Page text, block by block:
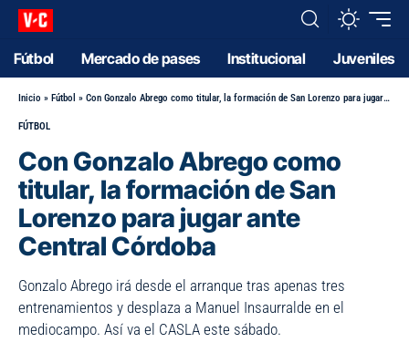
Fútbol Mercado de pases Institucional Juveniles
Inicio » Fútbol » Con Gonzalo Abrego como titular, la formación de San Lorenzo para jugar ante Central Córdoba
FÚTBOL
Con Gonzalo Abrego como
titular, la formación de San
Lorenzo para jugar ante
Central Córdoba
Gonzalo Abrego irá desde el arranque tras apenas tres
entrenamientos y desplaza a Manuel Insaurralde en el
mediocampo. Así va el CASLA este sábado.